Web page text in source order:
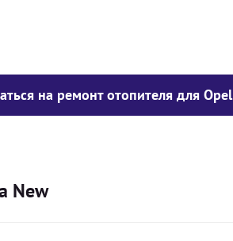
на ремонт отопителя для
New